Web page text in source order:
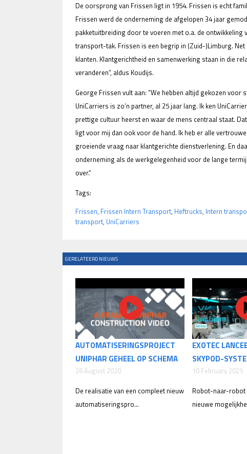
De oorsprong van Frissen ligt in 1954. Frissen is echt
Frissen werd de onderneming de afgelopen 34 jaar
pakketuitbreiding door te voeren met o.a. de
transport-tak. Frissen is een begrip in (Zuid-)Limburg.
klanten. Klantgerichtheid en samenwerking staan in die
veranderen”, aldus Koudijs.
George Frissen vult aan: “We hebben altijd gekozen
UniCarriers is zo’n partner, al 25 jaar lang. Ik ken
prettige cultuur heerst en waar de mens centraal staat.
ligt voor mij dan ook voor de hand. Ik heb er alle
groeiende vraag naar klantgerichte dienstverlening. En
onderneming als de werkgelegenheid voor de lange
over.”
Tags:
Frissen, Frissen Intern Transport, Heftrucks, Intern
transport, UniCarriers
GERELATEERD NIEUWS
AUTOMATISERINGSPROJECT
UNIPHAR GEHEEL OP SCHEMA
28 August 2020
De realisatie van een compleet nieuw
automatiseringspro...
EXOTEC
SKYPOD-
10 February 2025
Robot-naar-robot
nieuwe